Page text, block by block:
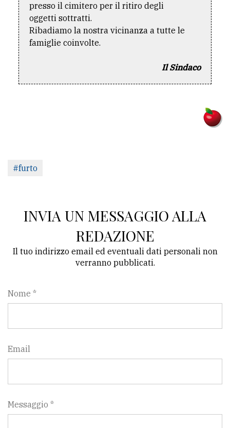
presso il cimitero per il ritiro degli
oggetti sottratti.
Ribadiamo la nostra vicinanza a tutte le
famiglie coinvolte.
Il Sindaco
#furto
INVIA UN MESSAGGIO ALLA
REDAZIONE
Il tuo indirizzo email ed eventuali dati personali non
verranno pubblicati.
Nome *
Email
Messaggio *